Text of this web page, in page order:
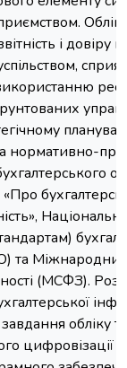
Облік
і довіру
сприяє
нормативно-
та
(МСФЗ).
обліку та
цифровізації